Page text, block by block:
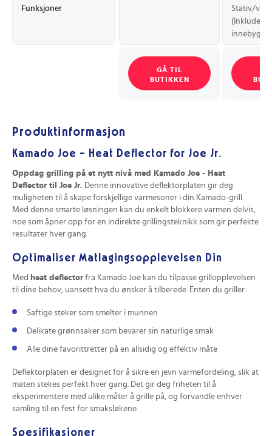
Funksjoner
Stativ/
(Inkludert/
GÅ TIL
BUTIKKEN
Produktinformasjon
Kamado Joe - Heat Deflector for Joe Jr.
Oppdag grilling på et nytt nivå med Kamado Joe - Heat
Deflector til Joe Jr. Denne innovative deflektorplaten gir deg
muligheten til å skape forskjellige varmesoner i din Kamado-grill.
Med denne smarte løsningen kan du enkelt blokkere varmen delvis,
noe som åpner opp for en indirekte grillingsteknikk som gir perfekte
resultater hver gang.
Optimaliser Matlagingsopplevelsen Din
Med heat deflector fra Kamado Joe kan du tilpasse grillopplevelsen
til dine behov, uansett hva du ønsker å tilberede. Enten du griller:
Saftige steker som smelter i munnen
Delikate grønnsaker som bevarer sin naturlige smak
Alle dine favorittretter på en allsidig og effektiv måte
Deflektorplaten er designet for å sikre en jevn varmefordeling, slik at
maten stekes perfekt hver gang. Det gir deg friheten til å
eksperimentere med ulike måter å grille på, og forvandle enhver
samling til en fest for smaksløkene.
Spesifikasjoner